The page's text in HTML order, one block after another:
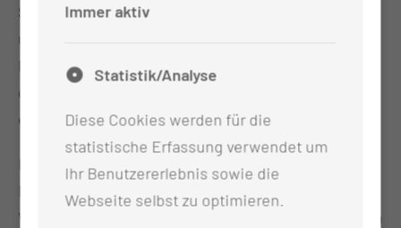
Schnarchen und der Kollaps kann genau lokalisiert
und zielgerichtet therapiert werden. Wenn der
Patient es wünscht, kann die Schlafendoskopie
gleich zur Narkose umgewandelt werden und sich
ein entsprechend operativer Eingriff anschließen.
Im Rahmen der MISE werden unterschiedlichen
Manöver durchgeführt. Eines davon ist die
Vorverlagerung des Unterkiefers. Dadurch wird auch
Immer aktiv
Statistik/Analyse
Diese Cookies werden für die
statistische Erfassung verwendet um
Ihr Benutzererlebnis sowie die
Webseite selbst zu optimieren.